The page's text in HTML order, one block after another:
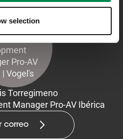
selection
Torregimeno
Manager Pro-AV Ibérica
correo